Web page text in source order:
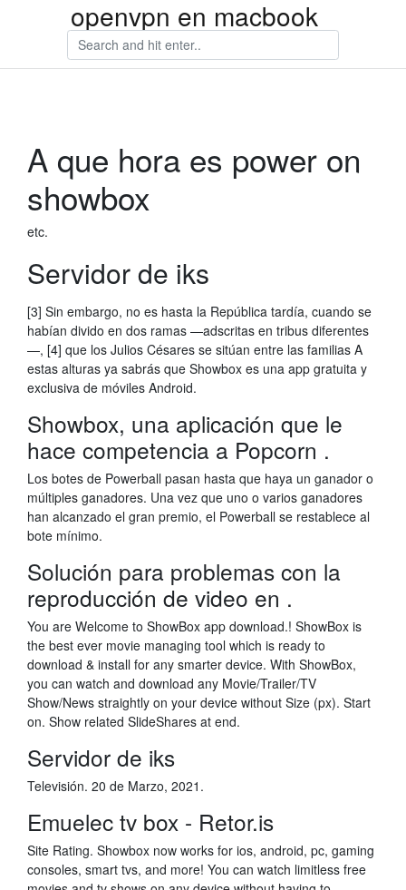
openvpn en macbook
A que hora es power on
showbox
etc.
Servidor de iks
[3] Sin embargo, no es hasta la República tardía, cuando se
habían divido en dos ramas —adscritas en tribus diferentes
—, [4] que los Julios Césares se sitúan entre las familias A
estas alturas ya sabrás que Showbox es una app gratuita y
exclusiva de móviles Android.
Showbox, una aplicación que le
hace competencia a Popcorn .
Los botes de Powerball pasan hasta que haya un ganador o
múltiples ganadores. Una vez que uno o varios ganadores
han alcanzado el gran premio, el Powerball se restablece al
bote mínimo.
Solución para problemas con la
reproducción de video en .
You are Welcome to ShowBox app download.! ShowBox is
the best ever movie managing tool which is ready to
download & install for any smarter device. With ShowBox,
you can watch and download any Movie/Trailer/TV
Show/News straightly on your device without Size (px). Start
on. Show related SlideShares at end.
Servidor de iks
Televisión. 20 de Marzo, 2021.
Emuelec tv box - Retor.is
Site Rating. Showbox now works for ios, android, pc, gaming
consoles, smart tvs, and more! You can watch limitless free